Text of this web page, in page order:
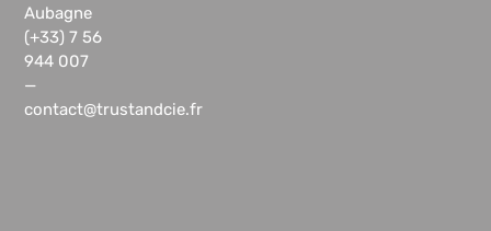
Aubagne
(+33) 7 56
944 007
—
contact@trustandcie.fr